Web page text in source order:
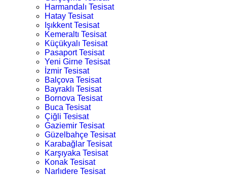
Harmandalı Tesisat
Hatay Tesisat
Işıkkent Tesisat
Kemeraltı Tesisat
Küçükyalı Tesisat
Pasaport Tesisat
Yeni Girne Tesisat
İzmir Tesisat
Balçova Tesisat
Bayraklı Tesisat
Bornova Tesisat
Buca Tesisat
Çiğli Tesisat
Gaziemir Tesisat
Güzelbahçe Tesisat
Karabağlar Tesisat
Karşıyaka Tesisat
Konak Tesisat
Narlıdere Tesisat